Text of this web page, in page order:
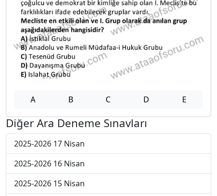
A B C D E
Diğer Ara Deneme Sınavları
2025-2026 17 Nisan
2025-2026 16 Nisan
2025-2026 15 Nisan